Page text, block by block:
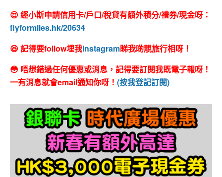
😍 經小斯申請信用卡/戶口/稅貸有額外積分/禮券/現金呀：
flyformiles.hk/20634
😆 記得要follow埋我Instagram睇我啲靚旅行相呀！
😳 唔想錯過任何優惠或消息，記得要訂閱我既電子報呀！
一有消息就會email通知你呀！ (按我登記訂閱)